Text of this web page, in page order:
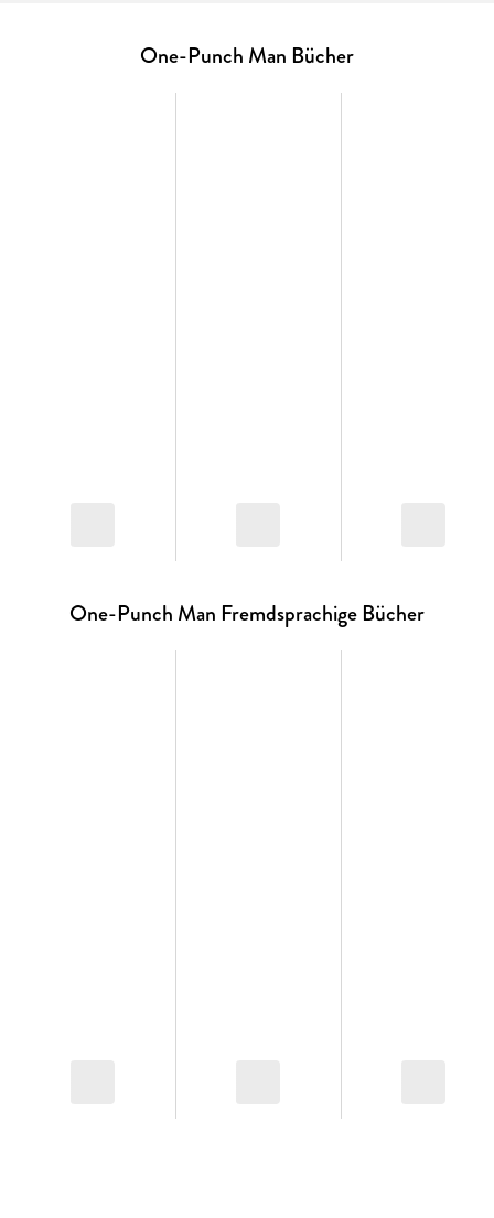
aufs Schlachtfeld zurückbequemen?
One-Punch Man Bücher
One-Punch Man Fremdsprachige Bücher